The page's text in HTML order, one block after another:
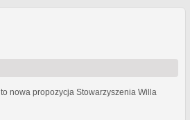
to nowa propozycja Stowarzyszenia Willa